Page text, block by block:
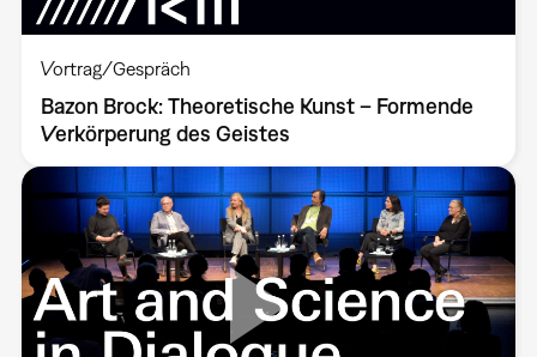
Vortrag/Gespräch
Bazon Brock: Theoretische Kunst – Formende
Verkörperung des Geistes